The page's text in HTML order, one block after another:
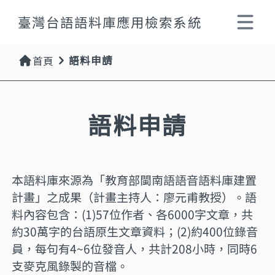
臺灣台語語料庫應用檢索系統 選單 -
首頁 語料申請
語料申請
本語料庫來源為「教育部閩南語語音語料庫建置
計畫」之成果（計畫主持人：廖元甫教授）。語
料內容包含：(1)57位作者、各6000字文章，共
約30萬字的台語原生文章資料；(2)約400位錄音
員，每句有4~6位發音人，共計208小時，同時6
支麥克風錄製的音檔。